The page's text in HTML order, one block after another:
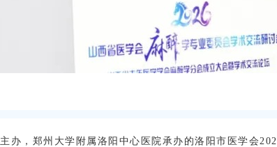
主办，郑州大学附属洛阳中心医院承办的洛阳市医学会